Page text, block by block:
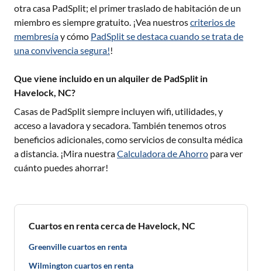
otra casa PadSplit; el primer traslado de habitación de un
miembro es siempre gratuito. ¡Vea nuestroscriterios de
membresíay cómo PadSplit se destaca cuando se trata de
una convivencia segura!!
Que viene incluido en un alquiler de PadSplit in
Havelock, NC?
Casas de PadSplit siempre incluyen wifi, utilidades, y
acceso a lavadora y secadora. También tenemos otros
beneficios adicionales, como servicios de consulta médica
a distancia. ¡Mira nuestraCalculadora de Ahorro para ver
cuánto puedes ahorrar!
Cuartos en renta cerca de Havelock, NC
Greenville cuartos en renta
Wilmington cuartos en renta